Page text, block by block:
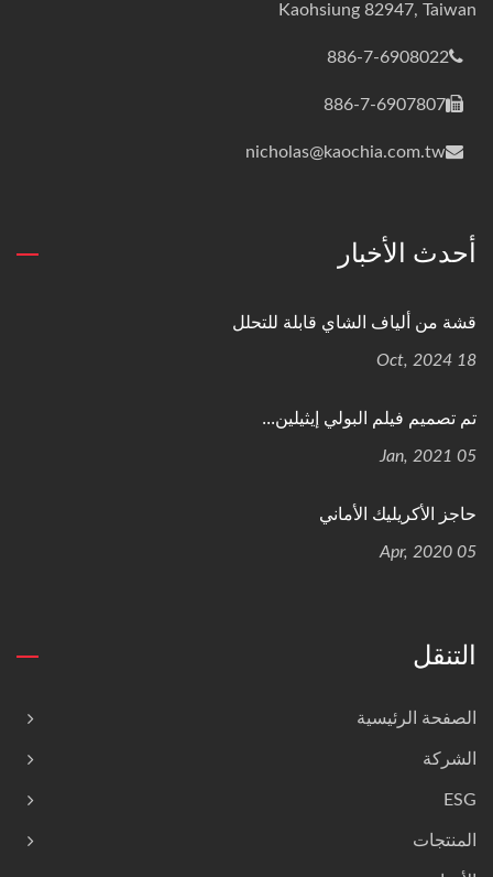
Kaohsiung 82947, Taiwan
886-7-6908022
886-7-6907807
nicholas@kaochia.com.tw
أحدث الأخبار
قشة من ألياف الشاي قابلة للتحلل
18 Oct, 2024
تم تصميم فيلم البولي إيثيلين...
05 Jan, 2021
حاجز الأكريليك الأماني
05 Apr, 2020
التنقل
الصفحة الرئيسية
الشركة
ESG
المنتجات